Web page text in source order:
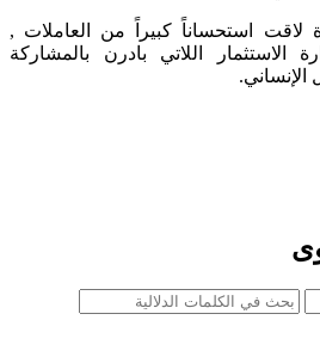
لاقت استحساناً كبيراً من العاملات ,
اللاتي بادرن بالمشاركة
الإنساني.​